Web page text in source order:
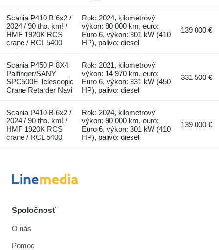
Scania P410 B 6x2 /
2024 / 90 tho. km! /
HMF 1920K RCS
crane / RCL 5400
Rok: 2024, kilometrový
výkon: 90 000 km, euro:
Euro 6, výkon: 301 kW (410
HP), palivo: diesel
139 000 €
Scania P450 P 8X4
Palfinger/SANY
SPC500E Telescopic
Crane Retarder Navi
Rok: 2021, kilometrový
výkon: 14 970 km, euro:
Euro 6, výkon: 331 kW (450
HP), palivo: diesel
331 500 €
Scania P410 B 6x2 /
2024 / 90 tho. km! /
HMF 1920K RCS
crane / RCL 5400
Rok: 2024, kilometrový
výkon: 90 000 km, euro:
Euro 6, výkon: 301 kW (410
HP), palivo: diesel
139 000 €
Spoločnosť
O nás
Pomoc